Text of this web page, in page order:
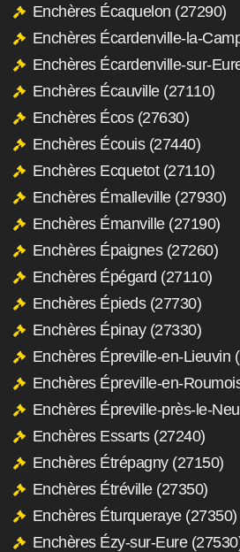
Enchères Écaquelon (27290)
Enchères Écardenville-la-
Enchères Écardenville-sur-
Enchères Écauville (27110)
Enchères Écos (27630)
Enchères Écouis (27440)
Enchères Ecquetot (27110)
Enchères Émalleville (27930)
Enchères Émanville (27190)
Enchères Épaignes (27260)
Enchères Épégard (27110)
Enchères Épieds (27730)
Enchères Épinay (27330)
Enchères Épreville-en-Lieuvin
Enchères Épreville-en-
Enchères Épreville-près-le-
Enchères Essarts (27240)
Enchères Étrépagny (27150)
Enchères Étréville (27350)
Enchères Éturqueraye (27350)
Enchères Ézy-sur-Eure